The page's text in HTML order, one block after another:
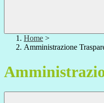
Home >
Amministrazione